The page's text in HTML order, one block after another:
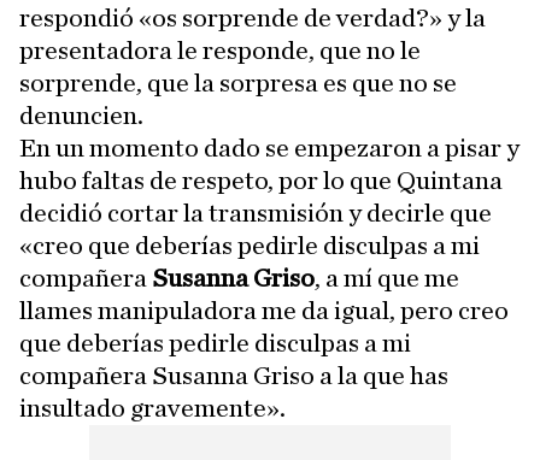
respondió «os sorprende de verdad?» y la
presentadora le responde, que no le
sorprende, que la sorpresa es que no se
denuncien.
En un momento dado se empezaron a pisar y
hubo faltas de respeto, por lo que Quintana
decidió cortar la transmisión y decirle que
«creo que deberías pedirle disculpas a mi
compañera Susanna Griso, a mí que me
llames manipuladora me da igual, pero creo
que deberías pedirle disculpas a mi
compañera Susanna Griso a la que has
insultado gravemente».